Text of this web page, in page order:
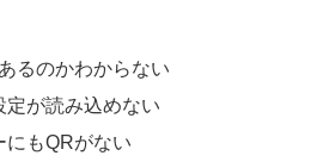
るのかわからない
定が読み込めない
にもQRがない